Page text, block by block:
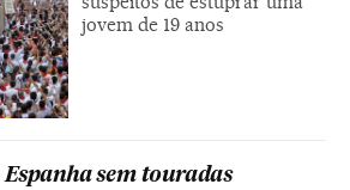
jovem de 19 anos
sem touradas